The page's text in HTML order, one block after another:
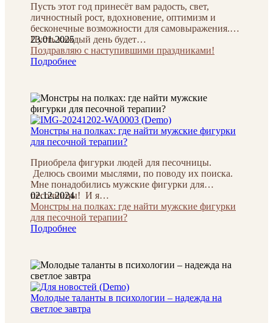
Пусть этот год принесёт вам радость, свет,
личностный рост, вдохновение, оптимизм и
бесконечные возможности для самовыражения.
Пусть каждый день будет…
23.01.2025
Поздравляю с наступившими праздниками!
Подробнее
Монстры на полках: где найти мужские фигурки
для песочной терапии?
Приобрела фигурки людей для песочницы.
Делюсь своими мыслями, по поводу их поиска.
Мне понадобились мужские фигурки для
песочницы! И я…
02.12.2024
Монстры на полках: где найти мужские фигурки
для песочной терапии?
Подробнее
Молодые таланты в психологии – надежда на
светлое завтра